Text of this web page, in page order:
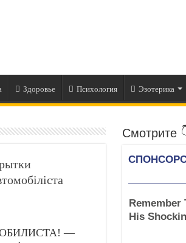
Здоровье Психология Эзотерика
—
Смотрите